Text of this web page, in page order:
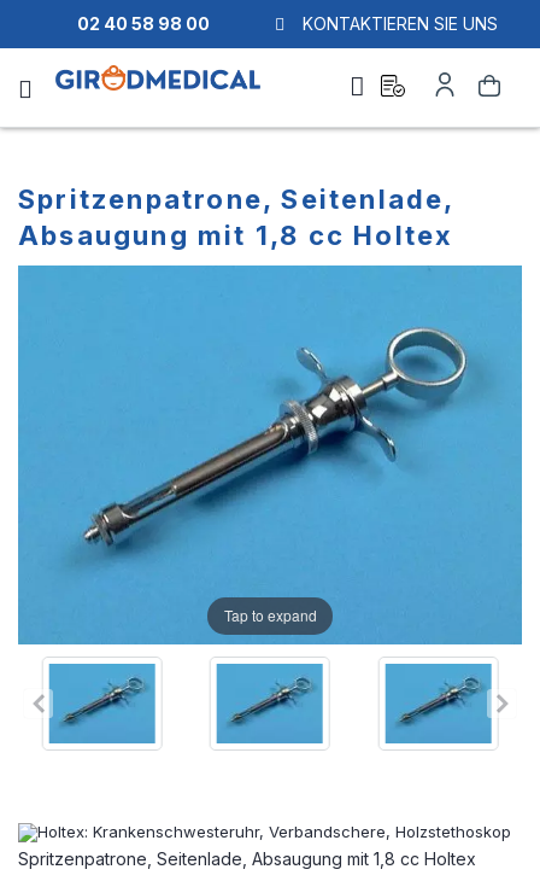
02 40 58 98 00 KONTAKTIEREN SIE UNS
Suche
quote
Konto
Spritzenpatrone, Seitenlade,
Absaugung mit 1,8 cc Holtex
Spritzenpatrone, Seitenlade, Absaugung mit 1,8 cc Holtex
Tap to expand